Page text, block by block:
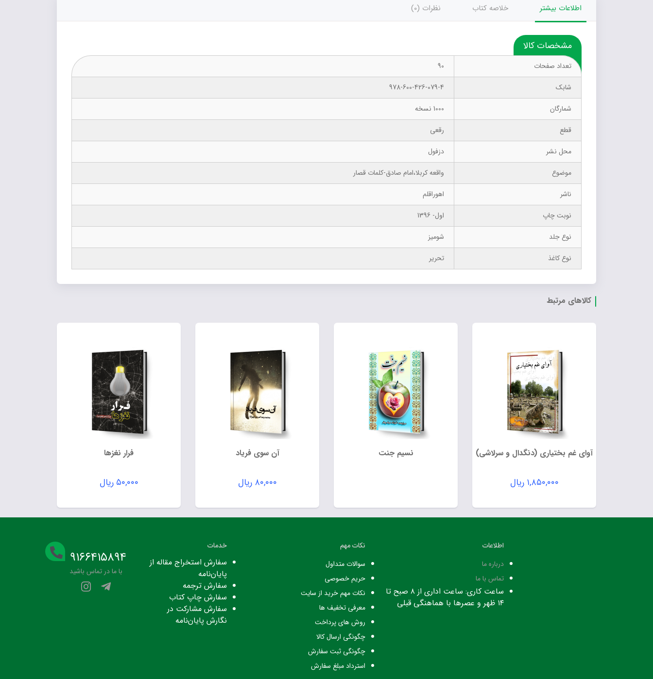
اطلاعات بیشتر خلاصه کتاب نظرات (0)
مشخصات کالا
تعداد صفحات
90
شابک
978-600-426-079-4
شمارگان
1000 نسخه
قطع
رقعی
محل نشر
دزفول
موضوع
واقعه کربلا،امام صادق-کلمات قصار
ناشر
اهوراقلم
نوبت چاپ
اول- 1396
نوع جلد
شومیز
نوع کاغذ
تحریر
کالاهای مرتبط
آوای غم بختیاری (دنگدال و سرلاشی)
۱,۸۵۰,۰۰۰ ریال
نسیم جنت آن سوی فریاد
۸۰,۰۰۰ ریال
فرار نغزها
۵۰,۰۰۰ ریال
اطلاعات
درباره ما
تماس با ما
ساعت کاری: ساعت اداری از ۸ صبح تا
۱۴ ظهر و عصرها با هماهنگی قبلی
نکات مهم
سوالات متداول
حریم خصوصی
نکات مهم خرید از سایت
معرفی تخفیف ها
روش های پرداخت
چگونگی ارسال کالا
چگونگی ثبت سفارش
استرداد مبلغ سفارش
خدمات
سفارش استخراج مقاله از
پایان‌نامه
سفارش ترجمه
سفارش چاپ کتاب
سفارش مشارکت در
نگارش پایان‌نامه
۹۱۶۶۴۱۵۸۹۴
با ما در تماس باشید